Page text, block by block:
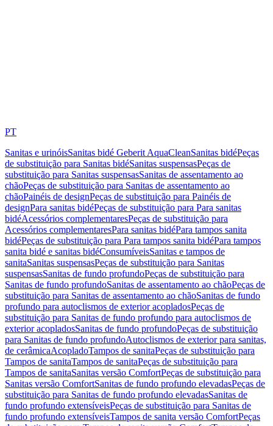
PT
Sanitas e urinóisSanitas bidé Geberit AquaCleanSanitas bidéPeças
de substituição para Sanitas bidéSanitas suspensasPeças de
substituição para Sanitas suspensasSanitas de assentamento ao
chãoPeças de substituição para Sanitas de assentamento ao
chãoPainéis de designPeças de substituição para Painéis de
designPara sanitas bidéPeças de substituição para Para sanitas
bidéAcessórios complementaresPeças de substituição para
Acessórios complementaresPara sanitas bidéPara tampos sanita
bidéPeças de substituição para Para tampos sanita bidéPara tampos
sanita bidé e sanitas bidéConsumíveisSanitas e tampos de
sanitaSanitas suspensasPeças de substituição para Sanitas
suspensasSanitas de fundo profundoPeças de substituição para
Sanitas de fundo profundoSanitas de assentamento ao chãoPeças de
substituição para Sanitas de assentamento ao chãoSanitas de fundo
profundo para autoclismos de exterior acopladosPeças de
substituição para Sanitas de fundo profundo para autoclismos de
exterior acopladosSanitas de fundo profundoPeças de substituição
para Sanitas de fundo profundoAutoclismos de exterior para sanitas,
de cerâmicaAcopladoTampos de sanitaPeças de substituição para
Tampos de sanitaTampos de sanitaPeças de substituição para
Tampos de sanitaSanitas versão ComfortPeças de substituição para
Sanitas versão ComfortSanitas de fundo profundo elevadasPeças de
substituição para Sanitas de fundo profundo elevadasSanitas de
fundo profundo extensíveisPeças de substituição para Sanitas de
fundo profundo extensíveisTampos de sanita versão ComfortPeças